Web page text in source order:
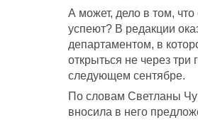
А может, дело в том,
успеют? В редакции
департаментом, в
открыться не через
следующем сентябре.
По словам Светланы
вносила в него